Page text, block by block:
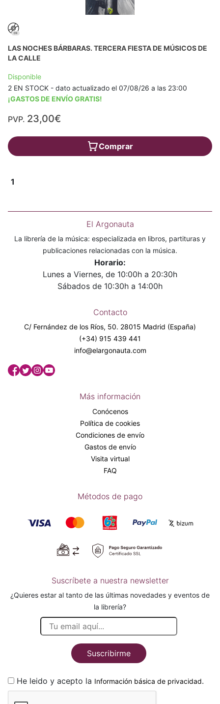
LAS NOCHES BÁRBARAS. TERCERA FIESTA DE MÚSICOS DE
LA CALLE
Disponible
2 EN STOCK - dato actualizado el 07/08/26 a las 23:00
¡GASTOS DE ENVÍO GRATIS!
PVP. 23,00€
Comprar
1
El Argonauta
La librería de la música: especializada en libros, partituras y
publicaciones relacionadas con la música.
Horario:
Lunes a Viernes, de 10:00h a 20:30h
Sábados de 10:30h a 14:00h
Contacto
C/ Fernández de los Ríos, 50. 28015 Madrid (España)
(+34) 915 439 441
info@elargonauta.com
Más información
Conócenos
Política de cookies
Condiciones de envío
Gastos de envío
Visita virtual
FAQ
Métodos de pago
Suscríbete a nuestra newsletter
¿Quieres estar al tanto de las últimas novedades y eventos de
la librería?
Suscribirme
He leido y acepto la Información básica de privacidad.